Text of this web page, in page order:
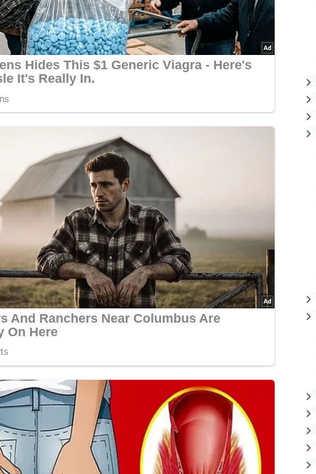
schneiden. Die Gurken schälen und in
garnieren. Obenauf Eischeiben legen.
beträufeln. Diese Sakuska eignet sich auch für den
Teste dein Wissen jetzt!